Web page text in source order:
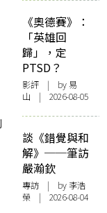
《奧德賽》：
「英雄回
歸」，定
PTSD？
影評 | by 易
山 | 2026-08-05
談《錯覺與和
解》──筆訪
嚴瀚欽
專訪 | by 李浩
榮 | 2026-08-04